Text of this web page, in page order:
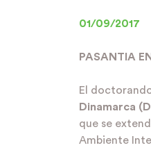
01/09/2017
PASANTIA
El
Dinamarca
que se
Ambiente